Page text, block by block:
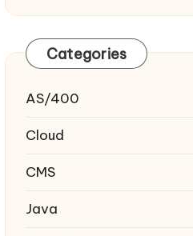
Categories
AS/400
Cloud
CMS
Java